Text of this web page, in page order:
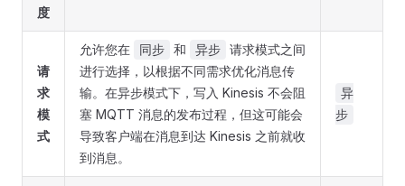
度
请
求
模
式
允许您在 同步 和 异步
请求模式之间
进行选择，以根据不同需求优化消息传
输。在异步模式下，写入 Kinesis 不会阻
塞 MQTT 消息的发布过程，但这可能会
导致客户端在消息到达 Kinesis 之前就收
到消息。
异
步